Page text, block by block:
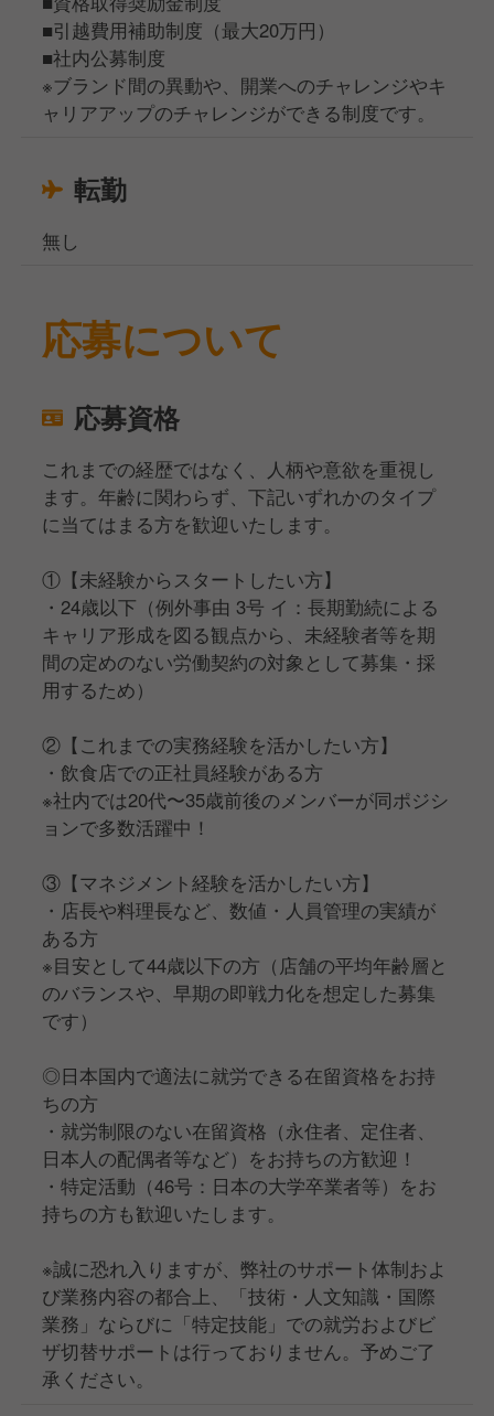
■引越費用補助制度（最大20万円）
■社内公募制度
※ブランド間の異動や、開業へのチャレンジやキ
ャリアアップのチャレンジができる制度です。
転勤
無し
応募について
応募資格
これまでの経歴ではなく、人柄や意欲を重視し
ます。年齢に関わらず、下記いずれかのタイプ
に当てはまる方を歓迎いたします。
①【未経験からスタートしたい方】
・24歳以下（例外事由 3号 イ：長期勤続による
キャリア形成を図る観点から、未経験者等を期
間の定めのない労働契約の対象として募集・採
用するため）
②【これまでの実務経験を活かしたい方】
・飲食店での正社員経験がある方
※社内では20代〜35歳前後のメンバーが同ポジシ
ョンで多数活躍中！
③【マネジメント経験を活かしたい方】
・店長や料理長など、数値・人員管理の実績が
ある方
※目安として44歳以下の方（店舗の平均年齢層と
のバランスや、早期の即戦力化を想定した募集
です）
◎日本国内で適法に就労できる在留資格をお持
ちの方
・就労制限のない在留資格（永住者、定住者、
日本人の配偶者等など）をお持ちの方歓迎！
・特定活動（46号：日本の大学卒業者等）をお
持ちの方も歓迎いたします。
※誠に恐れ入りますが、弊社のサポート体制およ
び業務内容の都合上、「技術・人文知識・国際
業務」ならびに「特定技能」での就労およびビ
ザ切替サポートは行っておりません。予めご了
承ください。